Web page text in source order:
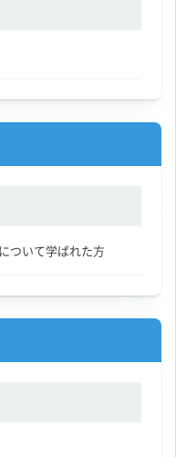
ついて学ばれた方